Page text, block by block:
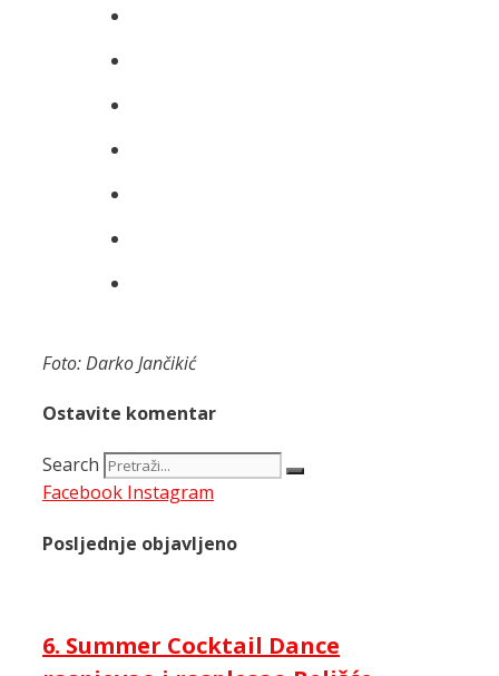
Foto: Darko Jančikić
Ostavite komentar
Search
Facebook Instagram
Posljednje objavljeno
6. Summer Cocktail Dance